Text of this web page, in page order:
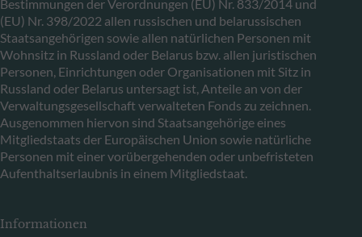
Bestimmungen der Verordnungen (EU) Nr. 833/2014 und
(EU) Nr. 398/2022 allen russischen und belarussischen
Staatsangehörigen sowie allen natürlichen Personen mit
Wohnsitz in Russland oder Belarus bzw. allen juristischen
Personen, Einrichtungen oder Organisationen mit Sitz in
Russland oder Belarus untersagt ist, Anteile an von der
Verwaltungsgesellschaft verwalteten Fonds zu zeichnen.
Ausgenommen hiervon sind Staatsangehörige eines
Mitgliedstaats der Europäischen Union sowie natürliche
Personen mit einer vorübergehenden oder unbefristeten
Aufenthaltserlaubnis in einem Mitgliedstaat.
Informationen